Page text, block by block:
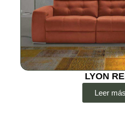
LYON
Leer más